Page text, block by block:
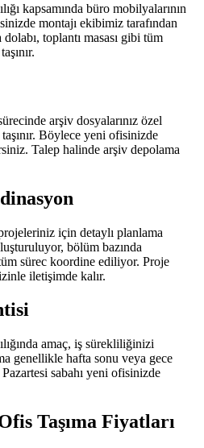
kapsamında büro mobilyalarının
montajı ekibimiz tarafından
toplantı masası gibi tüm
arşiv dosyalarınız özel
Böylece yeni ofisinizde
Talep halinde arşiv depolama
için detaylı planlama
bölüm bazında
sürec koordine ediliyor. Proje
iletişimde kalır.
amaç, iş sürekliliğinizi
genellikle hafta sonu veya gece
sabahı yeni ofisinizde
Taşıma Fiyatları